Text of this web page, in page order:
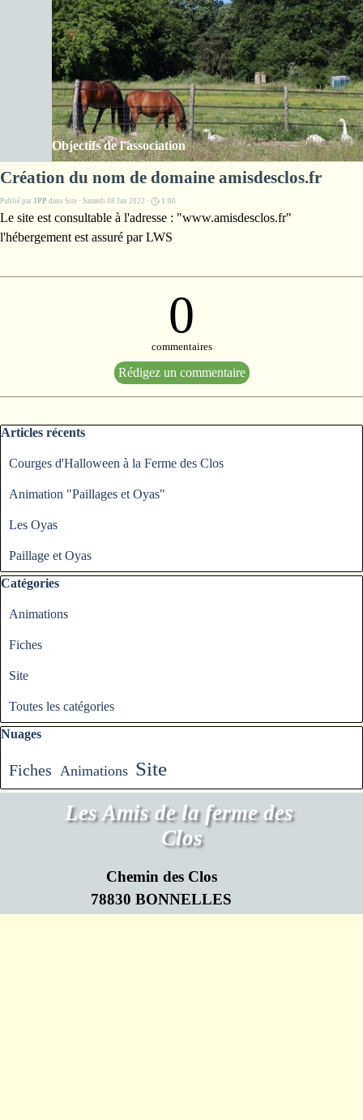
Aller au contenu
Les Amis de la ferme des Clos
Sauter le menu
Objectifs de l'association
Création du nom de domaine amisdesclos.fr
Publié par JPP dans Site · Samedi 08 Jan 2022 · 1:00
Le site est consultable à l'adresse : "www.amisdesclos.fr"
l'hébergement est assuré par LWS
0
commentaires
Sauter le bloc Articles récents
Articles récents
Courges d'Halloween à la Ferme des Clos
Animation "Paillages et Oyas"
Les Oyas
Paillage et Oyas
Sauter le bloc Catégories
Catégories
Animations
Fiches
Site
Toutes les catégories
Sauter le bloc Nuages
Nuages
Fiches Animations Site
Les Amis de la ferme des
Clos
Chemin des Clos
78830 BONNELLES